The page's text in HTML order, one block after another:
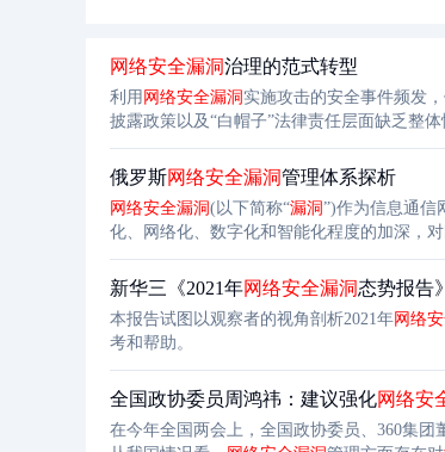
网络安全漏洞治理的范式转型
利用 网络安全漏洞 实施攻击的安全事件频发
披露政策以及“白帽子”法律责任层面缺乏整体
合作明晰“白帽子”法律责任的边界，通过行
治理的渠道，协力共筑网络安全漏洞治
俄罗斯网络安全漏洞管理体系探析
网络安全漏洞(以下简称“漏洞”)作为信息通信
化、网络化、数字化和智能化程度的加深，
力，围绕漏洞的研究、收集和利用，纷纷建
国于 2005 年开始建设“
新华三《2021年网络安全漏洞态势报告
本报告试图以观察者的视角剖析2021年网络
考和帮助。
全国政协委员周鸿祎：建议强化网络安
在今年全国两会上，全国政协委员、360集团